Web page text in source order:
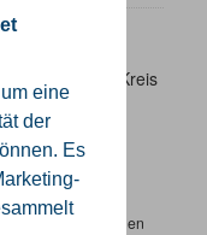
eine
der
Es
im Kreis
sich bitte an einen